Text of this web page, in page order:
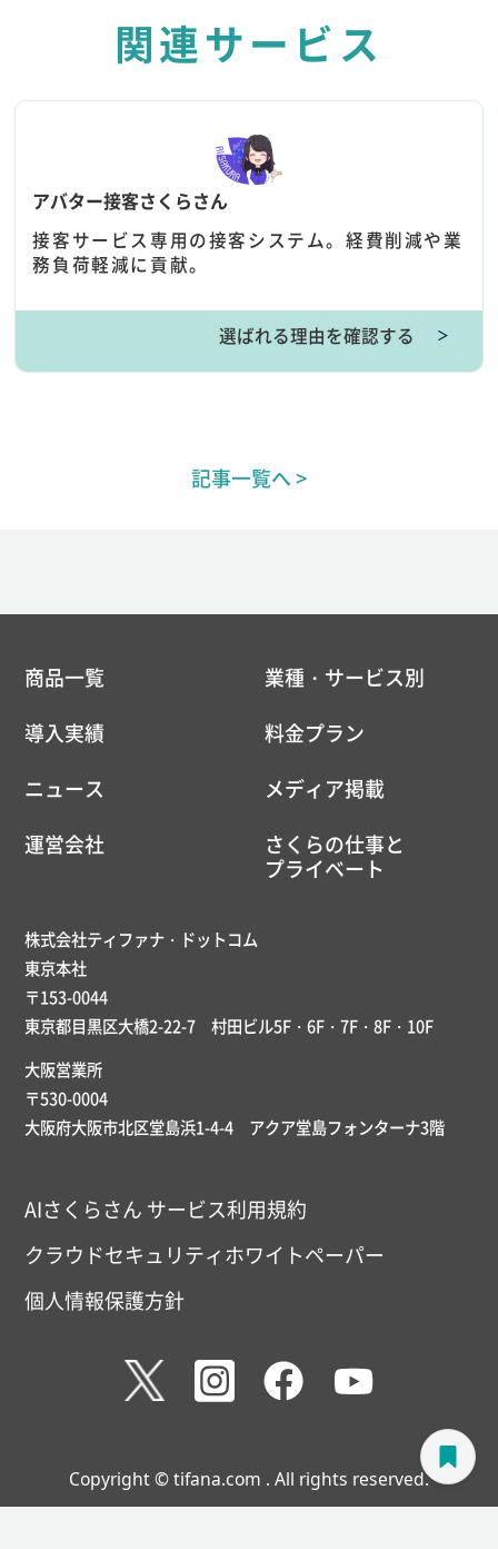
関連サービス
アバター接客さくらさん
接客サービス専用の接客システム。経費削減や業
務負荷軽減に貢献。
選ばれる理由を確認する ＞
記事一覧へ >
商品一覧
業種・サービス別
導入実績
料金プラン
ニュース
メディア掲載
運営会社
さくらの仕事と
プライベート
株式会社ティファナ・ドットコム
東京本社
〒153-0044
東京都目黒区大橋2-22-7 村田ビル5F・6F・7F・8F・10F
大阪営業所
〒530-0004
大阪府大阪市北区堂島浜1-4-4 アクア堂島フォンターナ3階
AIさくらさん サービス利用規約
クラウドセキュリティホワイトペーパー
個人情報保護方針
Copyright © tifana.com . All rights reserved.